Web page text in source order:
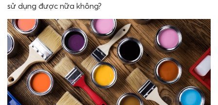
sử dụng được nữa không?